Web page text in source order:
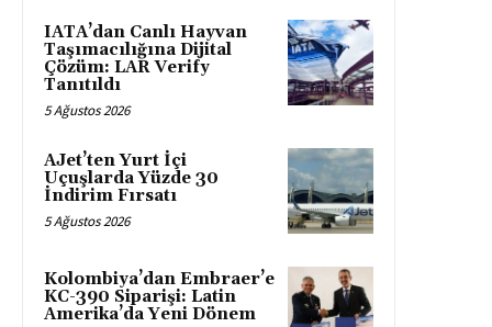
IATA’dan Canlı Hayvan
Taşımacılığına Dijital
Çözüm: LAR Verify
Tanıtıldı
5 Ağustos 2026
AJet’ten Yurt İçi
Uçuşlarda Yüzde 30
İndirim Fırsatı
5 Ağustos 2026
Kolombiya’dan Embraer’e
KC-390 Siparişi: Latin
Amerika’da Yeni Dönem